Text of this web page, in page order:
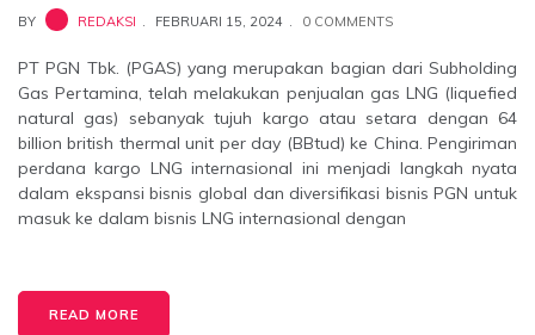
BY REDAKSI FEBRUARI 15, 2024 0 COMMENTS
PT PGN Tbk. (PGAS) yang merupakan bagian dari Subholding
Gas Pertamina, telah melakukan penjualan gas LNG (liquefied
natural gas) sebanyak tujuh kargo atau setara dengan 64
billion british thermal unit per day (BBtud) ke China. Pengiriman
perdana kargo LNG internasional ini menjadi langkah nyata
dalam ekspansi bisnis global dan diversifikasi bisnis PGN untuk
masuk ke dalam bisnis LNG internasional dengan
READ MORE